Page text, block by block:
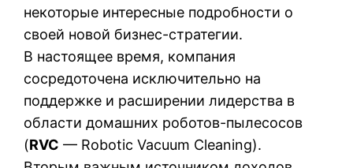
некоторые интересные подробности о
своей новой бизнес-стратегии.
В настоящее время, компания
сосредоточена исключительно на
поддержке и расширении лидерства в
области домашних роботов-пылесосов
(RVC — Robotic Vacuum Cleaning).